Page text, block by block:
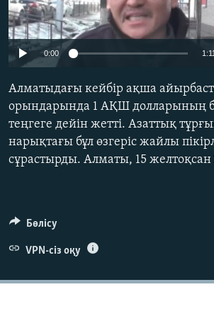
ЖАЗЫЛЫҢЫЗ
0:00 1:11
Алматыдағы кейбір ақша
орындарында 1 АҚШ долларының
теңгеге дейін жетті. Азаттық
нарықтағы бұл өзгеріс жайлы
сұрастырды. Алматы, 15
Бөлісу
VPN-сіз оқу